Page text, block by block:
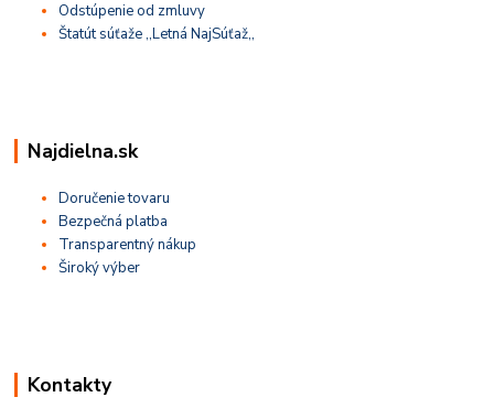
Odstúpenie od zmluvy
Štatút súťaže ,,Letná NajSúťaž,,
Najdielna.sk
Doručenie tovaru
Bezpečná platba
Transparentný nákup
Široký výber
Kontakty